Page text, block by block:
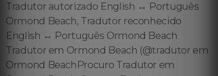
Tradutor autorizado English ↔️ Português
Ormond Beach, Tradutor reconhecido
English ↔️ Português Ormond Beach
Tradutor em Ormond Beach (@tradutor em
Ormond BeachProcuro Tradutor em